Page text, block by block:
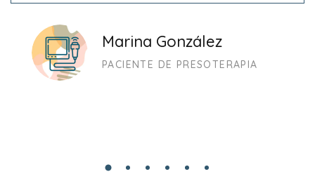
Marina González
PACIENTE DE PRESOTERAPIA